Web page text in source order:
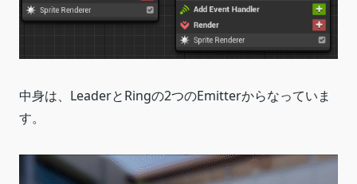
中身は、LeaderとRingの2つのEmitterからなっていま
す。